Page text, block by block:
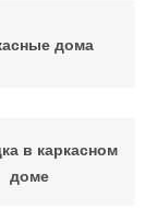
дома
в каркасном
доме